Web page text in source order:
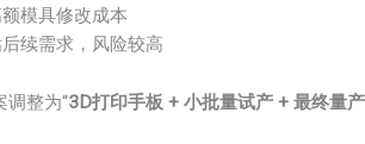
模具修改成本
续需求，风险较高
调整为“3D打印手板 + 小批量试产 + 最终量